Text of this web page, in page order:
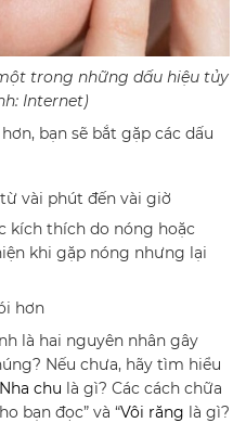
trong những dấu hiệu tủy
Internet)
bạn sẽ bắt gặp các dấu
vài phút đến vài giờ
kích thích do nóng hoặc
khi gặp nóng nhưng lại
hơn
là hai nguyên nhân gây
Nếu chưa, hãy tìm hiểu
Nha chu là gì? Các cách chữa
bạn đọc” và “Vôi răng là gì?